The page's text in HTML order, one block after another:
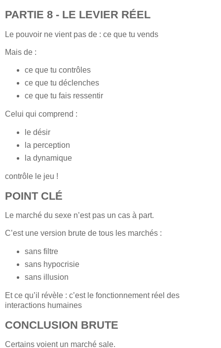
PARTIE 8 - LE LEVIER RÉEL
Le pouvoir ne vient pas de : ce que tu vends
Mais de :
ce que tu contrôles
ce que tu déclenches
ce que tu fais ressentir
Celui qui comprend :
le désir
la perception
la dynamique
contrôle le jeu !
POINT CLÉ
Le marché du sexe n’est pas un cas à part.
C’est une version brute de tous les marchés :
sans filtre
sans hypocrisie
sans illusion
Et ce qu’il révèle : c’est le fonctionnement réel des
interactions humaines
CONCLUSION BRUTE
Certains voient un marché sale.